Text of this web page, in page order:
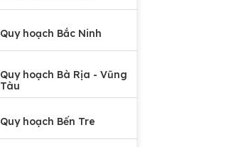
Quy hoạch Bắc Ninh
Quy hoạch Bà Rịa - Vũng
Tàu
Quy hoạch Bến Tre